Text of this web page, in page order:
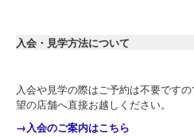
入会・見学方法について
入会や見学の際はご予約は不要です
望の店舗へ直接お越しください。
→入会のご案内はこちら